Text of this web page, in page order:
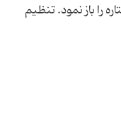
را باز نمود. تنظیم